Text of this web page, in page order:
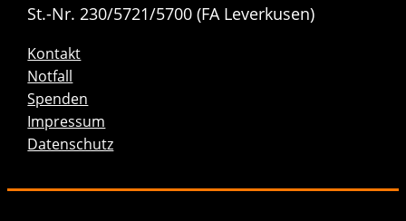
St.-Nr. 230/5721/5700 (FA Leverkusen)
Kontakt
Notfall
Spenden
Impressum
Datenschutz